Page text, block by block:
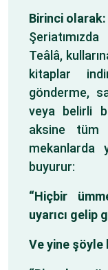
Birinci olarak:
Teâlâ,
kitaplar
gönderme,
veya belirli
aksine tüm
mekanlarda
buyurur:
“Hiçbir
uyarıcı gelip
Ve yine şöyle